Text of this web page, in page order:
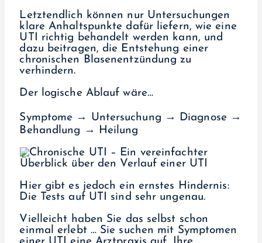
Letztendlich können nur Untersuchungen
klare Anhaltspunkte dafür liefern, wie eine
UTI richtig behandelt werden kann, und
dazu beitragen, die Entstehung einer
chronischen Blasenentzündung zu
verhindern.
Der logische Ablauf wäre…
Symptome → Untersuchung → Diagnose →
Behandlung → Heilung
Hier gibt es jedoch ein ernstes Hindernis:
Die Tests auf UTI sind sehr ungenau.
Vielleicht haben Sie das selbst schon
einmal erlebt … Sie suchen mit Symptomen